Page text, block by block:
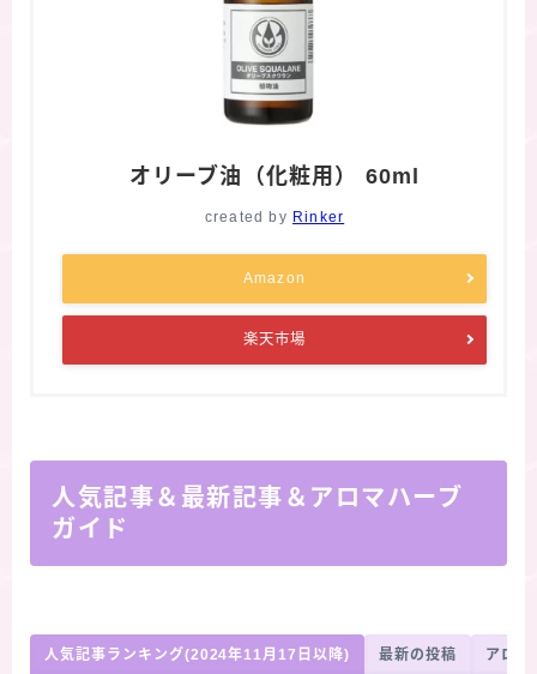
オリーブ油（化粧用） 60ml
created by Rinker
Amazon
楽天市場
人気記事＆最新記事＆アロマハーブ
ガイド
人気記事ランキング(2024年11月17日以降) 最新の投稿 アロマ